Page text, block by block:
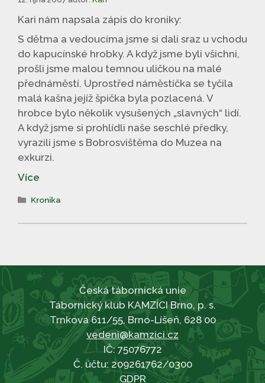
Kari nám napsala zápis do kroniky:
S dětma a vedoucíma jsme si dali sraz u vchodu
do kapucínské hrobky. A když jsme byli všichni,
prošli jsme malou temnou uličkou na malé
přednáměstí. Uprostřed náměstíčka se tyčila
malá kašna jejíž špička byla pozlacená. V
hrobce bylo několik vysušených „slavných“ lidí.
A když jsme si prohlídli naše seschlé předky,
vyrazili jsme s Bobrosvištěma do Muzea na
exkurzi.
Více
Rubriky
Kronika
Česká tábornická unie
Tábornický klub KAMZÍCI Brno, p. s.
Trnkova 611/55, Brno-Líšeň, 628 00
vedeni@kamzici.cz
IČ: 75076772
Č. účtu: 209261762/0300
GDPR